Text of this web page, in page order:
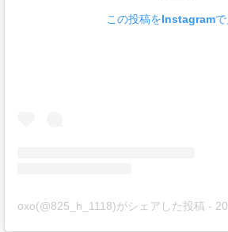
この投稿をInstagramで
oxo(@825_h_1118)がシェアした投稿 -